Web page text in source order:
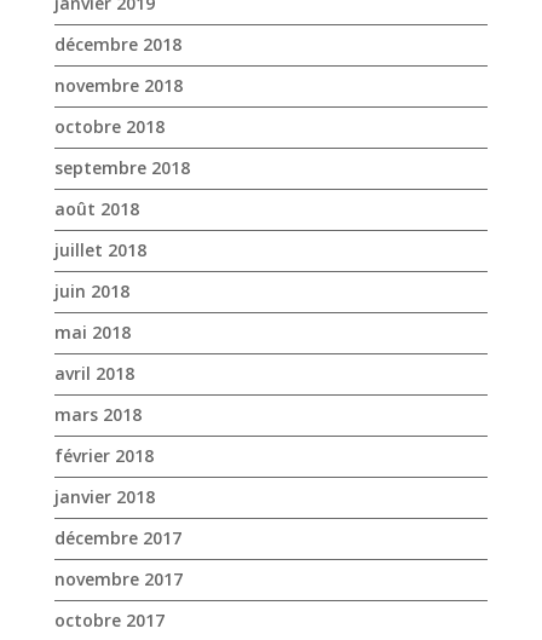
août 2018
juillet 2018
juin 2018
mai 2018
avril 2018
mars 2018
février 2018
janvier 2018
décembre 2017
novembre 2017
octobre 2017
avril 2017